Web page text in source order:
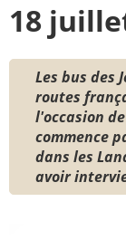
64
Route
chantante
Paray-le-
Monial
Terre
18
Les bus des
routes
l'occasion
commence
dans les
avoir